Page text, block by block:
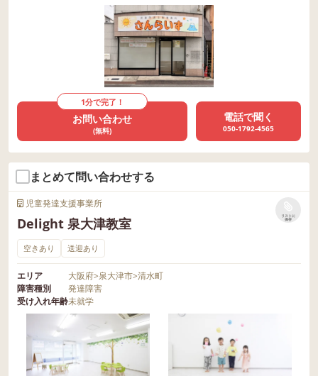
1分で完了！
お問い合わせ
(無料)
電話で聞く
050-1792-4565
まとめて問い合わせする
児童発達支援事業所
Delight 泉大津教室
リストに
保存
空きあり 送迎あり
エリア 大阪府>泉大津市>清水町
障害種別
発達障害
受け入れ年齢未就学